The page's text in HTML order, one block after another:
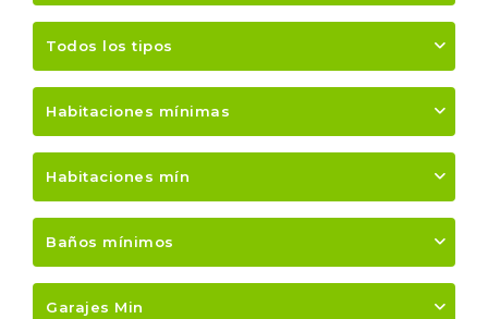
Todos los tipos
Habitaciones mínimas
Habitaciones mín
Baños mínimos
Garajes Min